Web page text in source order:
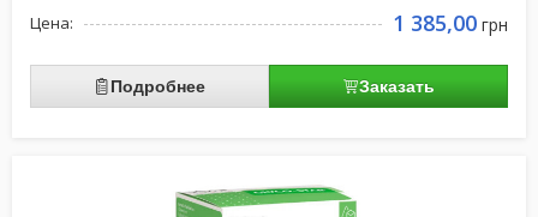
Цена: 1 385,00 грн
Подробнее Заказать